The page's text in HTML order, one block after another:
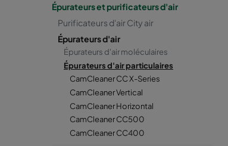
Épurateurs et purificateurs d'air
Purificateurs d'air City air
Épurateurs d'air
Épurateurs d'air moléculaires
Épurateurs d'air particulaires
CamCleaner CC X-Series
CamCleaner Vertical
CamCleaner Horizontal
CamCleaner CC500
CamCleaner CC400